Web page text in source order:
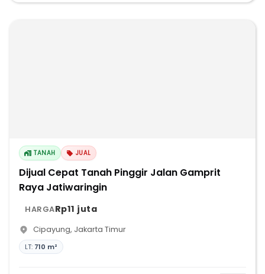
TANAH JUAL
Dijual Cepat Tanah Pinggir Jalan Gamprit
Raya Jatiwaringin
HARGARp11 juta
Cipayung, Jakarta Timur
LT: 710 m²